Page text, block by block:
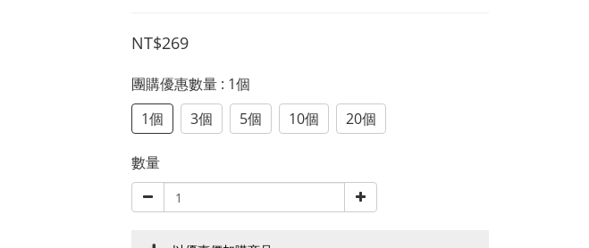
NT$269
團購優惠數量 : 1個
1個
3個 5個 10個 20個
數量